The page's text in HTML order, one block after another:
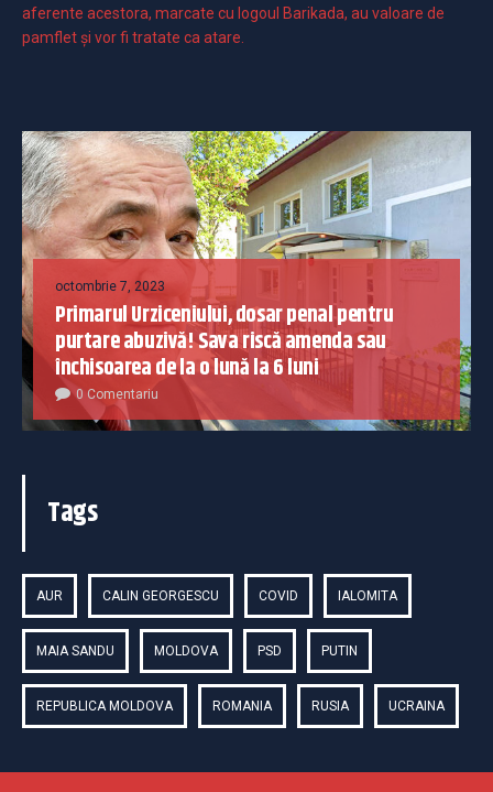
aferente acestora, marcate cu logoul Barikada, au valoare de
pamflet și vor fi tratate ca atare.
octombrie 7, 2023
Primarul Urziceniului, dosar penal pentru
purtare abuzivă! Sava riscă amenda sau
închisoarea de la o lună la 6 luni
0 Comentariu
Tags
AUR CALIN GEORGESCU COVID IALOMITA
MAIA SANDU MOLDOVA PSD PUTIN
REPUBLICA MOLDOVA ROMANIA RUSIA UCRAINA